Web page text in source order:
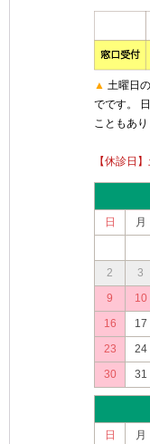
▲ 土曜日
でです。
こともあり
【休診日
日 月
2
3
9
10
16
17
23
24
30
31
日 月